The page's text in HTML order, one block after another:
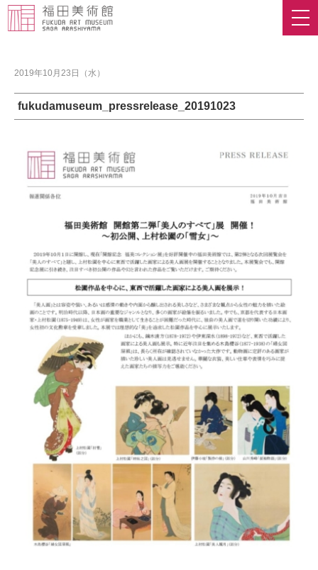
2019年10月23日（水）
fukudamuseum_pressrelease_20191023